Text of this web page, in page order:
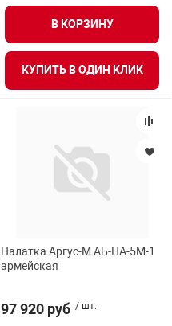
В КОРЗИНУ
КУПИТЬ В ОДИН КЛИК
Палатка Аргус-М АБ-ПА-5М-1
армейская
97 920 руб / шт.